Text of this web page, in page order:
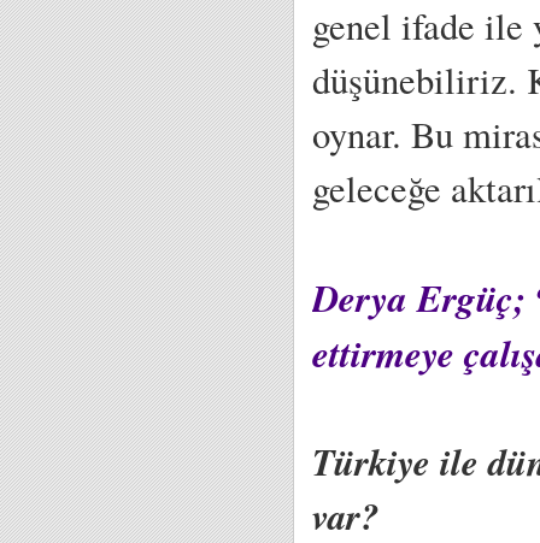
genel ifade ile
düşünebiliriz.
oynar. Bu
geleceğe
Derya Ergüç;
ettirmeye
Türkiye ile
var?